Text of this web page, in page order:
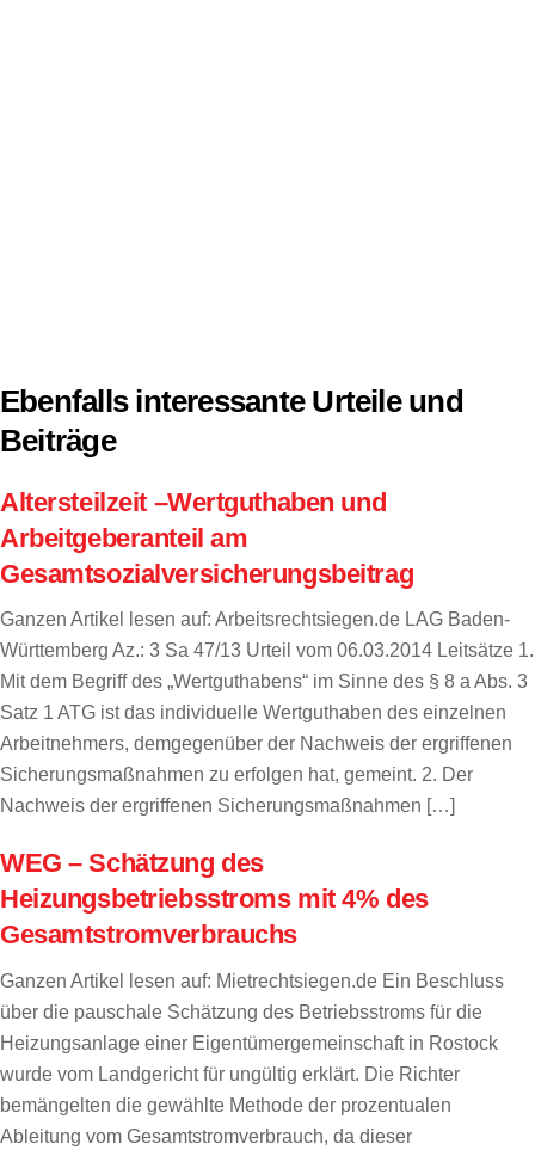
Ebenfalls interessante Urteile und
Beiträge
Altersteilzeit –Wertguthaben und
Arbeitgeberanteil am
Gesamtsozialversicherungsbeitrag
Ganzen Artikel lesen auf: Arbeitsrechtsiegen.de LAG Baden-
Württemberg Az.: 3 Sa 47/13 Urteil vom 06.03.2014 Leitsätze 1.
Mit dem Begriff des „Wertguthabens“ im Sinne des § 8 a Abs. 3
Satz 1 ATG ist das individuelle Wertguthaben des einzelnen
Arbeitnehmers, demgegenüber der Nachweis der ergriffenen
Sicherungsmaßnahmen zu erfolgen hat, gemeint. 2. Der
Nachweis der ergriffenen Sicherungsmaßnahmen […]
WEG – Schätzung des
Heizungsbetriebsstroms mit 4% des
Gesamtstromverbrauchs
Ganzen Artikel lesen auf: Mietrechtsiegen.de Ein Beschluss
über die pauschale Schätzung des Betriebsstroms für die
Heizungsanlage einer Eigentümergemeinschaft in Rostock
wurde vom Landgericht für ungültig erklärt. Die Richter
bemängelten die gewählte Methode der prozentualen
Ableitung vom Gesamtstromverbrauch, da dieser